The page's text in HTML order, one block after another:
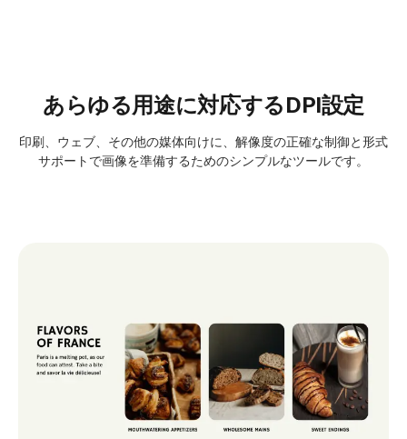
あらゆる用途に対応するDPI設定
印刷、ウェブ、その他の媒体向けに、解像度の正確な制御と形式
サポートで画像を準備するためのシンプルなツールです。